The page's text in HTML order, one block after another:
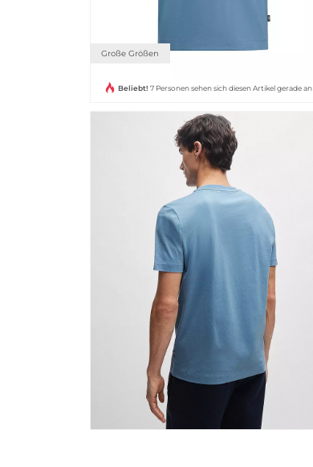
Große Größen
Beliebt! 7 Personen sehen sich diesen Artikel gerade an